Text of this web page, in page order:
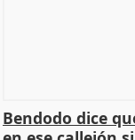
Bendodo dice